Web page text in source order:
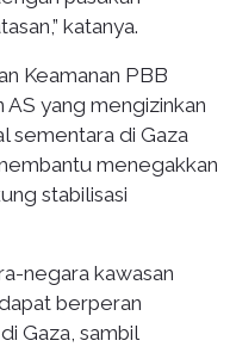
katanya.
Keamanan PBB
yang mengizinkan
sementara di Gaza
menegakkan
stabilisasi
negara kawasan
berperan
Gaza, sambil